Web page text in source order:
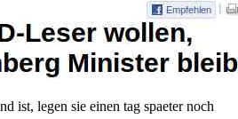
ist, legen sie einen tag spaeter noch